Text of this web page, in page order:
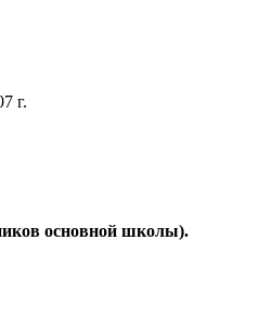
г.
основной школы).